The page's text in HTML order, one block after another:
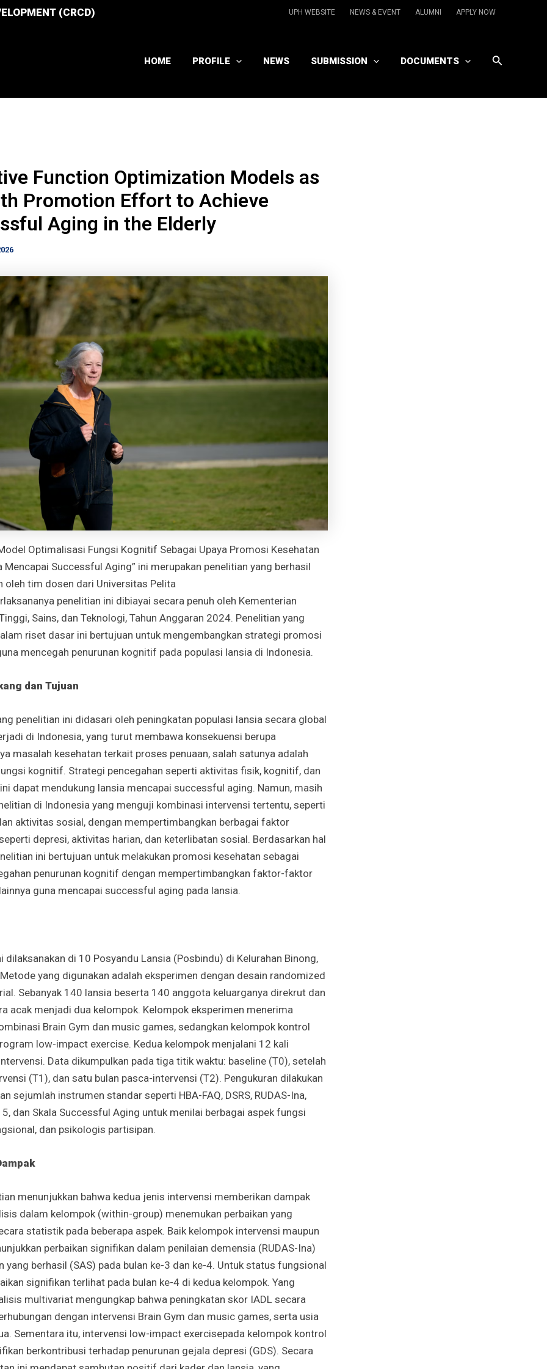
(CRCD) UPH WEBSITE NEWS & EVENT ALUMNI APPLY NOW
HOME PROFILE NEWS SUBMISSION DOCUMENTS Search
Function Optimization Models as
Promotion Effort to Achieve
Aging in the Elderly
Optimalisasi Fungsi Kognitif Sebagai Upaya Promosi Kesehatan
Mencapai Successful Aging” ini merupakan penelitian yang berhasil
oleh tim dosen dari Universitas Pelita
penelitian ini dibiayai secara penuh oleh Kementerian
Sains, dan Teknologi, Tahun Anggaran 2024. Penelitian yang
riset dasar ini bertujuan untuk mengembangkan strategi promosi
mencegah penurunan kognitif pada populasi lansia di Indonesia.
dan Tujuan
penelitian ini didasari oleh peningkatan populasi lansia secara global
di Indonesia, yang turut membawa konsekuensi berupa
masalah kesehatan terkait proses penuaan, salah satunya adalah
kognitif. Strategi pencegahan seperti aktivitas fisik, kognitif, dan
dapat mendukung lansia mencapai successful aging. Namun, masih
di Indonesia yang menguji kombinasi intervensi tertentu, seperti
aktivitas sosial, dengan mempertimbangkan berbagai faktor
depresi, aktivitas harian, dan keterlibatan sosial. Berdasarkan hal
ini bertujuan untuk melakukan promosi kesehatan sebagai
penurunan kognitif dengan mempertimbangkan faktor-faktor
guna mencapai successful aging pada lansia.
dilaksanakan di 10 Posyandu Lansia (Posbindu) di Kelurahan Binong,
yang digunakan adalah eksperimen dengan desain randomized
Sebanyak 140 lansia beserta 140 anggota keluarganya direkrut dan
acak menjadi dua kelompok. Kelompok eksperimen menerima
Brain Gym dan music games, sedangkan kelompok kontrol
low-impact exercise. Kedua kelompok menjalani 12 kali
Data dikumpulkan pada tiga titik waktu: baseline (T0), setelah
(T1), dan satu bulan pasca-intervensi (T2). Pengukuran dilakukan
sejumlah instrumen standar seperti HBA-FAQ, DSRS, RUDAS-Ina,
dan Skala Successful Aging untuk menilai berbagai aspek fungsi
dan psikologis partisipan.
menunjukkan bahwa kedua jenis intervensi memberikan dampak
dalam kelompok (within-group) menemukan perbaikan yang
statistik pada beberapa aspek. Baik kelompok intervensi maupun
perbaikan signifikan dalam penilaian demensia (RUDAS-Ina)
yang berhasil (SAS) pada bulan ke-3 dan ke-4. Untuk status fungsional
signifikan terlihat pada bulan ke-4 di kedua kelompok. Yang
multivariat mengungkap bahwa peningkatan skor IADL secara
dengan intervensi Brain Gym dan music games, serta usia
Sementara itu, intervensi low-impact exercisepada kelompok kontrol
berkontribusi terhadap penurunan gejala depresi (GDS). Secara